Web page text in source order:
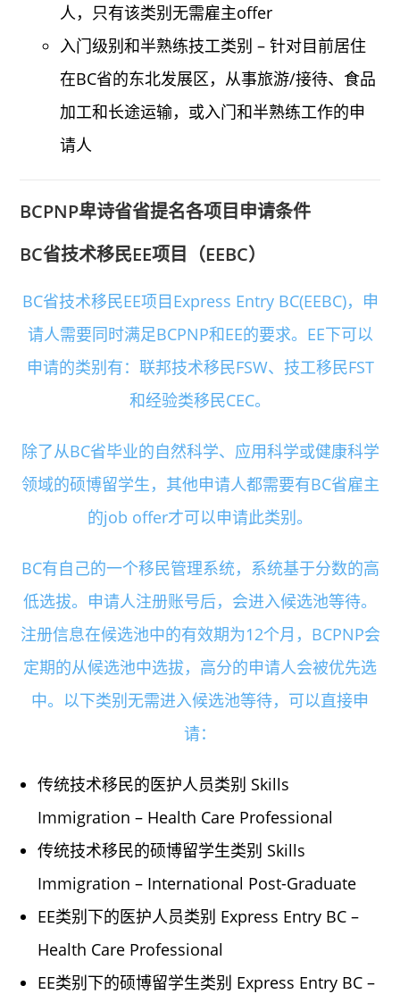
人，只有该类别无需雇主offer
入门级别和半熟练技工类别 – 针对目前居住
在BC省的东北发展区，从事旅游/接待、食品
加工和长途运输，或入门和半熟练工作的申
请人
BCPNP卑诗省省提名各项目申请条件
BC省技术移民EE项目（EEBC）
BC省技术移民EE项目Express Entry BC(EEBC)，申
请人需要同时满足BCPNP和EE的要求。EE下可以
申请的类别有：联邦技术移民FSW、技工移民FST
和经验类移民CEC。
除了从BC省毕业的自然科学、应用科学或健康科学
领域的硕博留学生，其他申请人都需要有BC省雇主
的job offer才可以申请此类别。
BC有自己的一个移民管理系统，系统基于分数的高
低选拔。申请人注册账号后，会进入候选池等待。
注册信息在候选池中的有效期为12个月，BCPNP会
定期的从候选池中选拔，高分的申请人会被优先选
中。以下类别无需进入候选池等待，可以直接申
请：
传统技术移民的医护人员类别 Skills
Immigration – Health Care Professional
传统技术移民的硕博留学生类别 Skills
Immigration – International Post-Graduate
EE类别下的医护人员类别 Express Entry BC –
Health Care Professional
EE类别下的硕博留学生类别 Express Entry BC –